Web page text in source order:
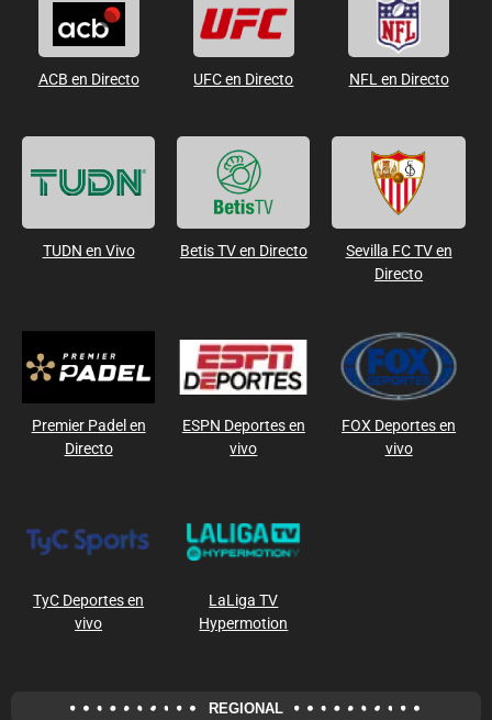
ACB en Directo UFC en Directo NFL en Directo
TUDN en Vivo Betis TV en Directo
Sevilla FC TV en
Directo
Premier Padel en
Directo
ESPN Deportes en
vivo
FOX Deportes en
vivo
TyC Deportes en
vivo
LaLiga TV
Hypermotion
REGIONAL